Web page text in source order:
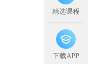
精选课程
下载APP